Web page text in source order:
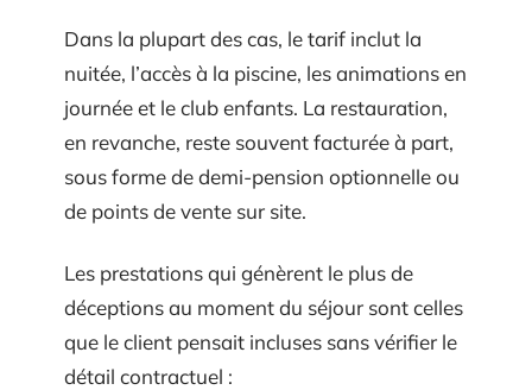
Dans la plupart des cas, le tarif inclut la
nuitée, l’accès à la piscine, les animations en
journée et le club enfants. La restauration,
en revanche, reste souvent facturée à part,
sous forme de demi-pension optionnelle ou
de points de vente sur site.
Les prestations qui génèrent le plus de
déceptions au moment du séjour sont celles
que le client pensait incluses sans vérifier le
détail contractuel :